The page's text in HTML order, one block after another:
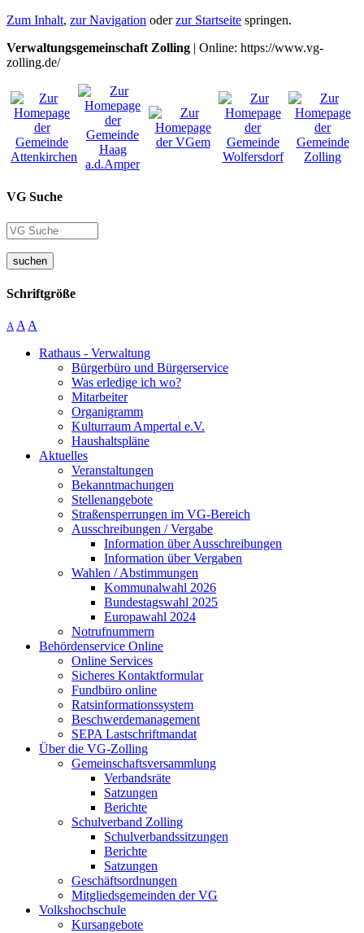
Zum Inhalt, zur Navigation oderzur Startseite springen.
Verwaltungsgemeinschaft Zolling | Online: https://www.vg-
zolling.de/
VG Suche
suchen
Schriftgröße
A A A
Rathaus - Verwaltung
Bürgerbüro und Bürgerservice
Was erledige ich wo?
Mitarbeiter
Organigramm
Kulturraum Ampertal e.V.
Haushaltspläne
Aktuelles
Veranstaltungen
Bekanntmachungen
Stellenangebote
Straßensperrungen im VG-Bereich
Ausschreibungen / Vergabe
Information über Ausschreibungen
Information über Vergaben
Wahlen / Abstimmungen
Kommunalwahl 2026
Bundestagswahl 2025
Europawahl 2024
Notrufnummern
Behördenservice Online
Online Services
Sicheres Kontaktformular
Fundbüro online
Ratsinformationssystem
Beschwerdemanagement
SEPA Lastschriftmandat
Über die VG-Zolling
Gemeinschaftsversammlung
Verbandsräte
Satzungen
Berichte
Schulverband Zolling
Schulverbandssitzungen
Berichte
Satzungen
Geschäftsordnungen
Mitgliedsgemeinden der VG
Volkshochschule
Kursangebote